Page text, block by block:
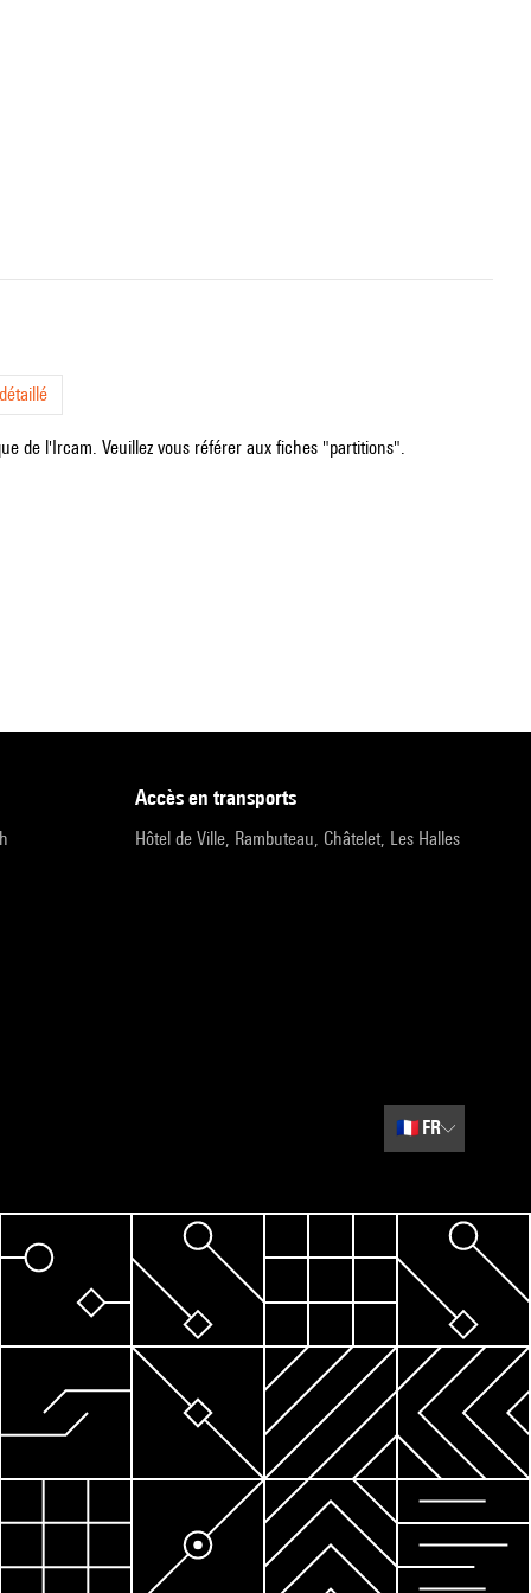
de l'Ircam. Veuillez vous référer aux fiches "partitions".
accès en transports
Hôtel de Ville, Rambuteau, Châtelet, Les Halles
🇫🇷 FR